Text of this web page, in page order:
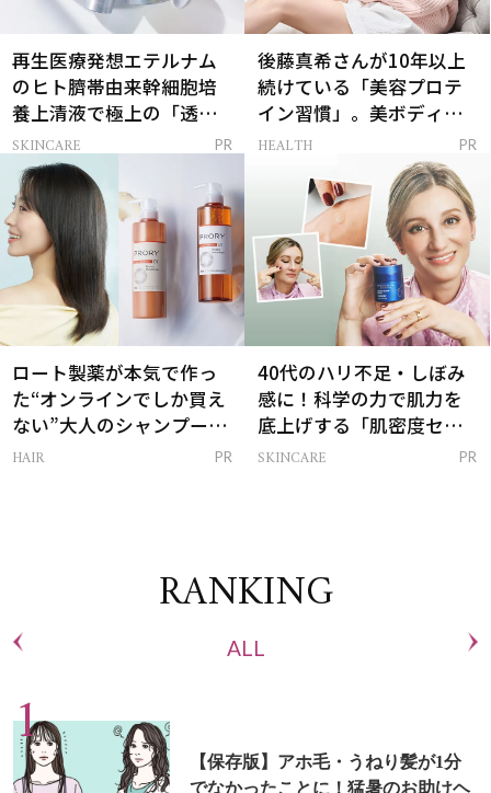
再生医療発想エテルナム
のヒト臍帯由来幹細胞培
養上清液で極上の「透明
感ハリ肌」へ
SKINCARE PR
後藤真希さんが10年以上
続けている「美容プロテ
イン習慣」。美ボディを
支える朝ルーティンと
HEALTH PR
ロート製薬が本気で作っ
た“オンラインでしか買え
ない”大人のシャンプー＆
トリートメントって？
HAIR PR
40代のハリ不足・しぼみ
感に！科学の力で肌力を
底上げする「肌密度セラ
ム」
SKINCARE PR
RANKING
ALL
【保存版】アホ毛・うねり髪が1分
でなかったことに！猛暑のお助けヘ